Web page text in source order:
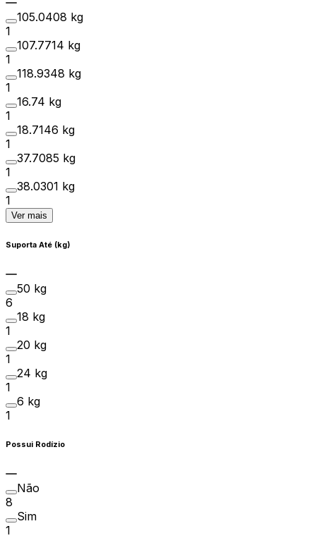
105.0408 kg
1
107.7714 kg
1
118.9348 kg
1
16.74 kg
1
18.7146 kg
1
37.7085 kg
1
38.0301 kg
1
Ver mais
Suporta Até (kg)
50 kg
6
18 kg
1
20 kg
1
24 kg
1
6 kg
1
Possui Rodízio
Não
8
Sim
1